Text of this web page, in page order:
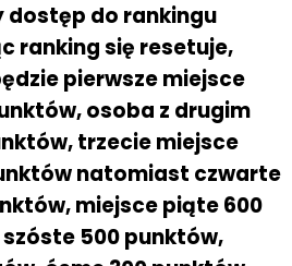
dostęp do rankingu
ranking się resetuje,
pierwsze miejsce
osoba z drugim
trzecie miejsce
natomiast czwarte
miejsce piąte 600
500 punktów,